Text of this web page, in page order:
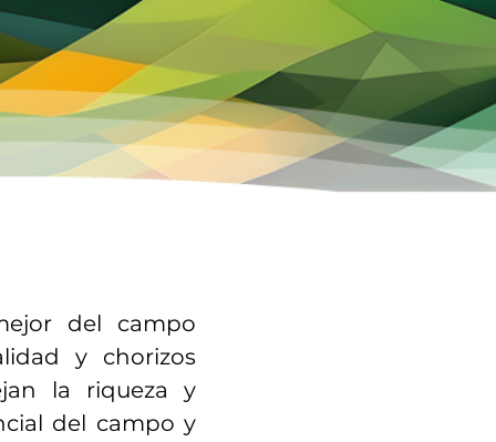
del campo
y chorizos
la riqueza y
del campo y